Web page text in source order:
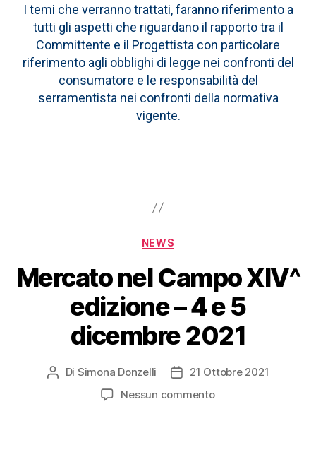
I temi che verranno trattati, faranno riferimento a
tutti gli aspetti che riguardano il rapporto tra il
Committente e il Progettista con particolare
riferimento agli obblighi di legge nei confronti del
consumatore e le responsabilità del
serramentista nei confronti della normativa
vigente.
NEWS
Mercato nel Campo XIV^
edizione – 4 e 5
dicembre 2021
Di Simona Donzelli
21 Ottobre 2021
Nessun commento